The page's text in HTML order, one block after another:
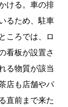
ける。車の排
るため、駐車
ころでは、ロ
看板が設置さ
る物質が該当
店も店舗やパ
直前まで来た